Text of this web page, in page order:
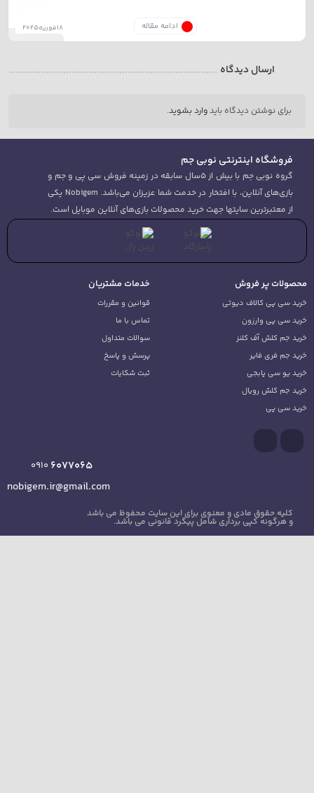
ادامه مقاله
ارسال دیدگاه
برای نوشتن دیدگاه باید وارد بشوید.
فروشگاه اینترنتی نوبی جم
گروه نوبی جم با بیش از 5سال سابقه در زمینه فروش سی پی و جم و
بازی‌های آنلاین، با افتخار در خدمت شما عزیزان می‌باشد. Nobigem یکی
از معتبرترین سایتها جهت خرید محصولات بازی‌های آنلاین موبایل است.
پر فروش
سی پی کالاف دیوتی
سی پی وارزون
جم کلش آف کلنز
جم فری فایر
یو سی پابجی
جم کلش رویال
سی پی
خدمات مشتریان
قوانین و مقررات
تماس با ما
سوالات متداول
پرسش و پاسخ
ثبت شکایات
6077065
0910
nobigem.ir@gmail.com
کلیه حقوق مادی و معنوی برای این سایت محفوظ می باشد
و هرگونه کپی برداری شامل پیگرد قانونی می باشد.